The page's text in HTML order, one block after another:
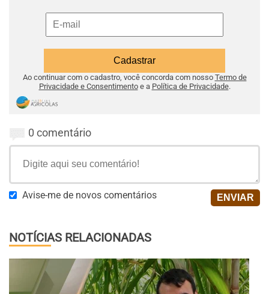
Ao continuar com o cadastro, você concorda com nosso Termo de
Privacidade e Consentimentoe a Política de Privacidade.
0 comentário
Avise-me de novos comentários
NOTÍCIAS RELACIONADAS